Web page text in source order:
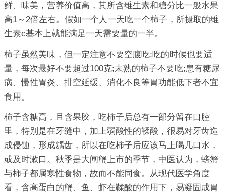
鲜、味美，营养价值高，其所含维生素和糖分比一般水果
高1～2倍左右。假如一个人一天吃一个柿子，所摄取的维
生素c基本上就能满足一天需要量的一半。
柿子虽然美味，但一定注意不要空腹吃;吃的时候也要适
量，每次最好不要超过100克;未熟的柿子不要吃;患有糖尿
病、慢性胃炎、排空延缓、消化不良等胃功能低下者不宜
食用。
柿子含糖高，且含果胶，吃柿子后总有一部分留在口腔
里，特别是在牙缝中，加上弱酸性的鞣酸，很易对牙齿造
成侵蚀，形成龋齿，所以在吃柿子后应该马上喝几口水，
或及时漱口。秋季是大闸蟹上市的季节，中医认为，螃蟹
与柿子都属寒性食物，故而不能同食。从现代医学角度
看，含高蛋白的蟹、鱼、虾在鞣酸的作用下，易凝固成胃